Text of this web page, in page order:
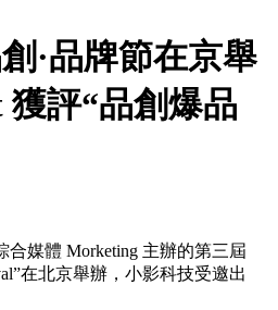
·品牌節在京舉
評“品創爆品
合媒體 Morketing 主辦的第三屆
在北京舉辦，小影科技受邀出